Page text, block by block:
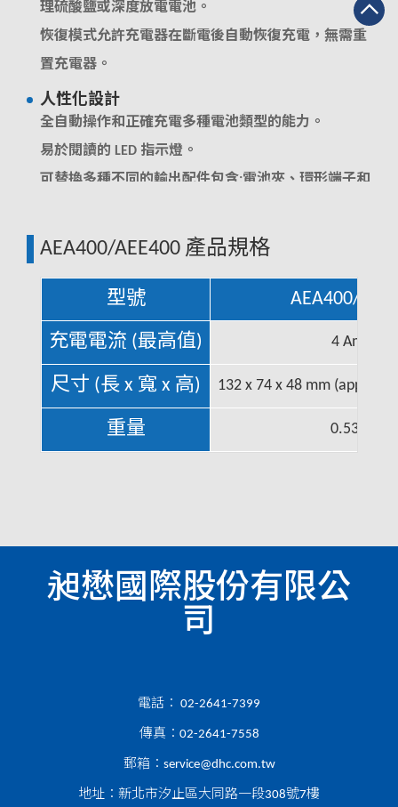
理硫酸鹽或深度放電電池。
恢復模式允許充電器在斷電後自動恢復充電，無需重
置充電器。
人性化設計
全自動操作和正確充電多種電池類型的能力。
易於閱讀的 LED 指示燈。
可替換多種不同的輸出配件包含:電池夾、環形端子和
AEA400/AEE400 產品規格
型號 AEA400/
充電電流 (最高值) 4 Amps
尺寸 (長 x 寬 x 高) 132 x 74 x 48 mm (approx.
重量 0.53 KG
昶懋國際股份有限公
司
電話： 02-2641-7399
傳真：02-2641-7558
郵箱： service@dhc.com.tw
地址：新北市汐止區大同路一段308號7樓